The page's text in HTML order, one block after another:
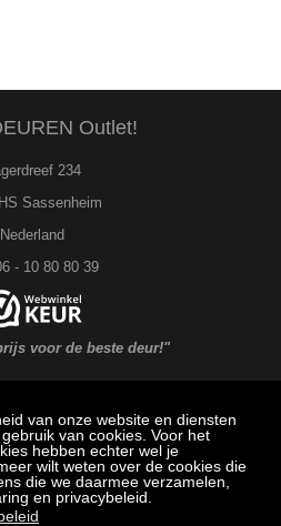
van onze website en diensten
van cookies. Voor het
hebben echter wel je
wilt weten over de cookies die
die we daarmee verzamelen,
en privacybeleid.
Outlet!
234
Sassenheim
Nederland
- 10 80 80 39
voor de beste deur!"
Service
betalen en bezorging